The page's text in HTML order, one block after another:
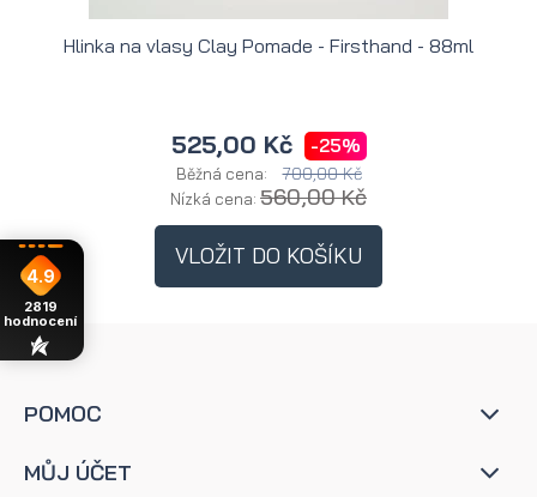
Hlinka na vlasy Clay Pomade - Firsthand - 88ml
525,00 Kč -25%
Běžná cena: 700,00 Kč
Nízká cena: 560,00 Kč
VLOŽIT DO KOŠÍKU
POMOC
MŮJ ÚČET
4.9
2819
hodnocení